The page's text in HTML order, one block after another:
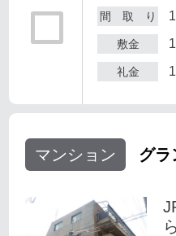
間 取 り
敷金
礼金
マンション グラ